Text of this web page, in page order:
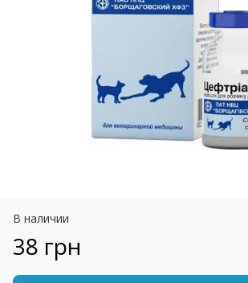
В наличии
38 грн